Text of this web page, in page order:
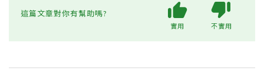
這篇文章對你有幫助嗎?
實用 不實用